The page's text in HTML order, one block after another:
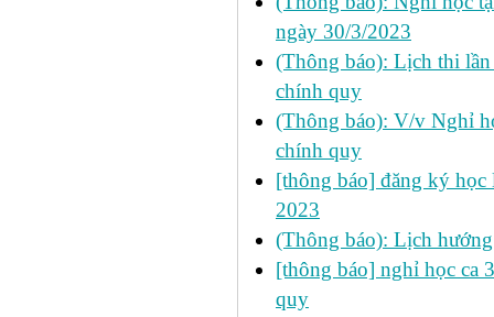
ngày 30/3/2023
(Thông báo): Lịch thi
chính quy
(Thông báo): V/v Nghỉ
chính quy
[thông báo] đăng ký
2023
(Thông báo): Lịch
[thông báo] nghỉ học ca
quy